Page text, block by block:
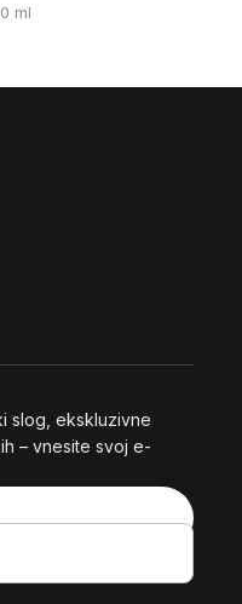
ml
slog, ekskluzivne
– vnesite svoj e-